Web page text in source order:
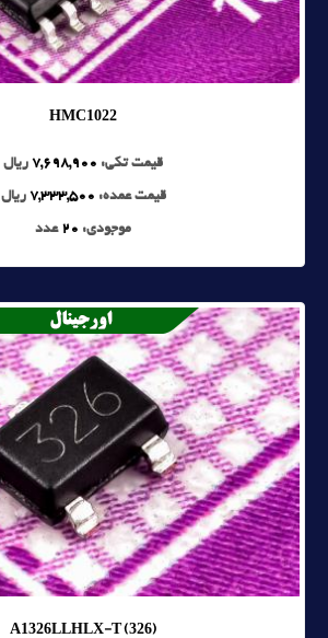
HMC1022
قیمت تکی: 7,698,900 ریال
قیمت عمده: 7,333,500 ریال
موجودی: 20 عدد
A1326LLHLX-T (326)